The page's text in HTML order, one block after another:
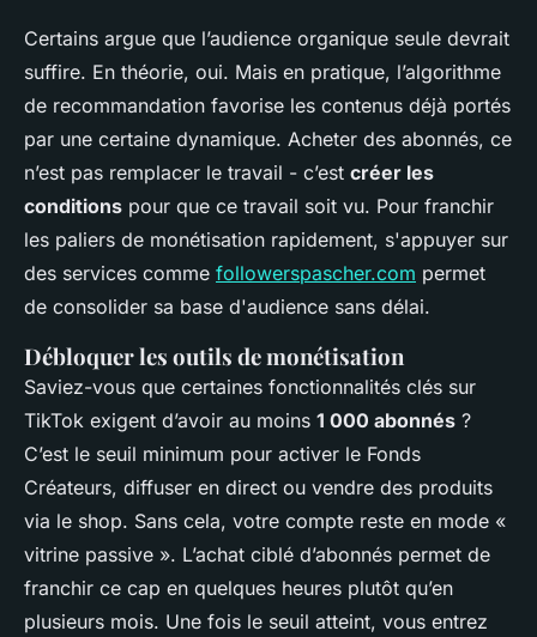
Certains argue que l’audience organique seule devrait
suffire. En théorie, oui. Mais en pratique, l’algorithme
de recommandation favorise les contenus déjà portés
par une certaine dynamique. Acheter des abonnés, ce
n’est pas remplacer le travail - c’est créer les
conditions pour que ce travail soit vu. Pour franchir
les paliers de monétisation rapidement, s'appuyer sur
des services comme followerspascher.com permet
de consolider sa base d'audience sans délai.
Débloquer les outils de monétisation
Saviez-vous que certaines fonctionnalités clés sur
TikTok exigent d’avoir au moins 1 000 abonnés ?
C’est le seuil minimum pour activer le Fonds
Créateurs, diffuser en direct ou vendre des produits
via le shop. Sans cela, votre compte reste en mode «
vitrine passive ». L’achat ciblé d’abonnés permet de
franchir ce cap en quelques heures plutôt qu’en
plusieurs mois. Une fois le seuil atteint, vous entrez